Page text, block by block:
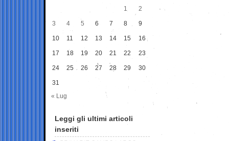
1
2
3 4 5 6 7 8 9
10 11 12 13 14 15 16
17 18 19 20 21 22 23
24 25 26 27 28 29 30
31
« Lug
Leggi gli ultimi articoli
inseriti